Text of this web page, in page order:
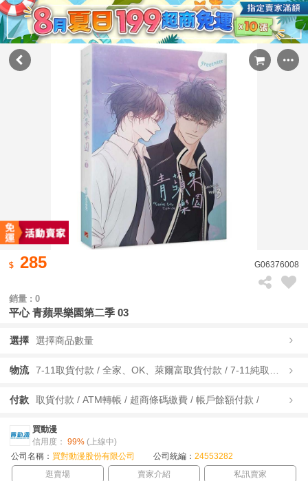
285 G06376008
銷量 : 0
平心 青蘋果樂園第二季 03
選擇 選擇商品數量
物流
付款 取貨付款 / ATM轉帳 / 超商條碼繳費 / 帳戶餘額付款 /
買動漫
信用度： 99% (上線中)
公司名稱： 買對動漫股份有限公司 公司統編： 24553282
逛賣場
賣家介紹 私訊賣家